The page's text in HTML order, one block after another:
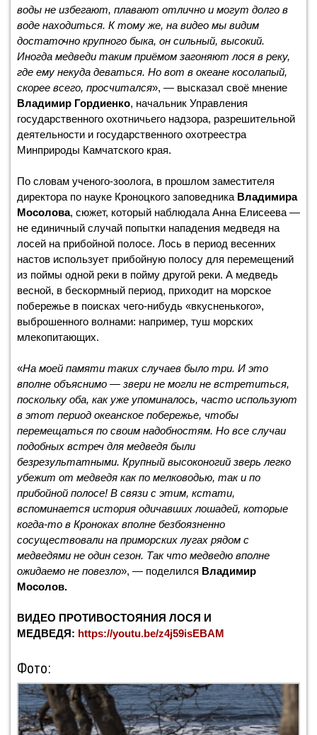
воды не избегают, плавают отлично и могут долго в
воде находиться. К тому же, на видео мы видим
достаточно крупного быка, он сильный, высокий.
Иногда медведи таким приёмом загоняют лося в реку,
где ему некуда деваться. Но вот в океане косолапый,
скорее всего, просчитался», — высказал своё мнение
Владимир Гордиенко, начальник Управления
государственного охотничьего надзора, разрешительной
деятельности и государственного охотреестра
Минприроды Камчатского края.
По словам ученого-зоолога, в прошлом заместителя
директора по науке Кроноцкого заповедника Владимира
Мосолова, сюжет, который наблюдала Анна Елисеева —
не единичный случай попытки нападения медведя на
лосей на прибойной полосе. Лось в период весенних
настов использует прибойную полосу для перемещений
из поймы одной реки в пойму другой реки. А медведь
весной, в бескормный период, приходит на морское
побережье в поисках чего-нибудь «вкусненького»,
выброшенного волнами: например, туш морских
млекопитающих.
«На моей памяти таких случаев было три. И это
вполне объяснимо — звери не могли не встретиться,
поскольку оба, как уже упоминалось, часто используют
в этот период океанское побережье, чтобы
перемещаться по своим надобностям. Но все случаи
подобных встреч для медведя были
безрезультатными. Крупный высоконогий зверь легко
убежит от медведя как по мелководью, так и по
прибойной полосе! В связи с этим, кстати,
вспоминается история одичавших лошадей, которые
когда-то в Кроноках вполне безбоязненно
сосуществовали на приморских лугах рядом с
медведями не один сезон. Так что медведю вполне
ожидаемо не повезло», — поделился Владимир
Мосолов.
ВИДЕО ПРОТИВОСТОЯНИЯ ЛОСЯ И
МЕДВЕДЯ: https://youtu.be/z4j59isEBAM
Фото: